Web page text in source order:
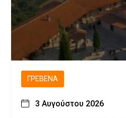
ΓΡΕΒΕΝΆ
3 Αυγούστου 2026